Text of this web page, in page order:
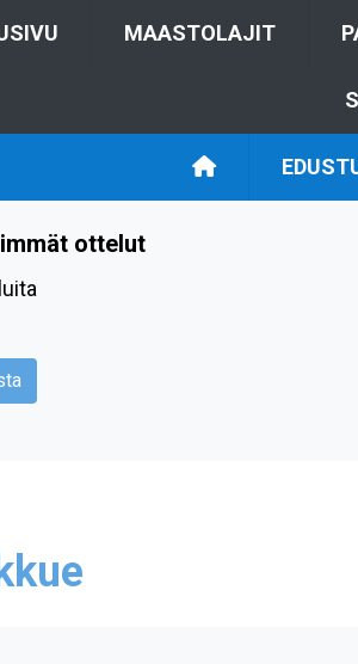
MAASTOLAJIT
ottelut